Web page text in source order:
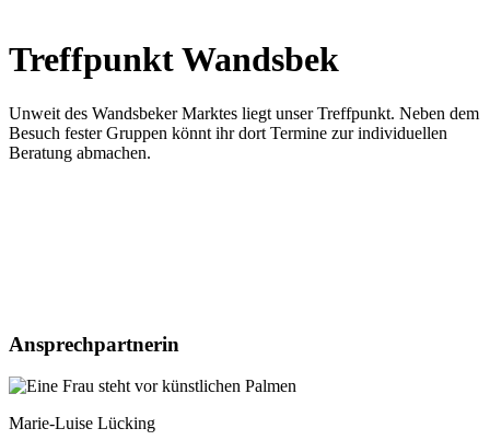
Treffpunkt Wandsbek
Unweit des Wandsbeker Marktes liegt unser Treffpunkt. Neben dem
Besuch fester Gruppen könnt ihr dort Termine zur individuellen
Beratung abmachen.
Ansprechpartnerin
Marie-Luise Lücking